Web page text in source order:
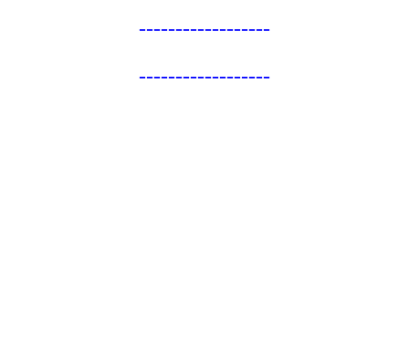
------------------
------------------